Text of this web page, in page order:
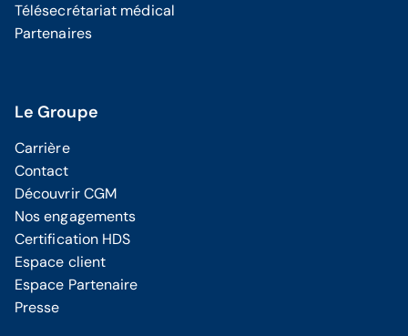
Télésecrétariat médical
Partenaires
Le Groupe
Carrière
Contact
Découvrir CGM
Nos engagements
Certification HDS
Espace client
Espace Partenaire
Presse